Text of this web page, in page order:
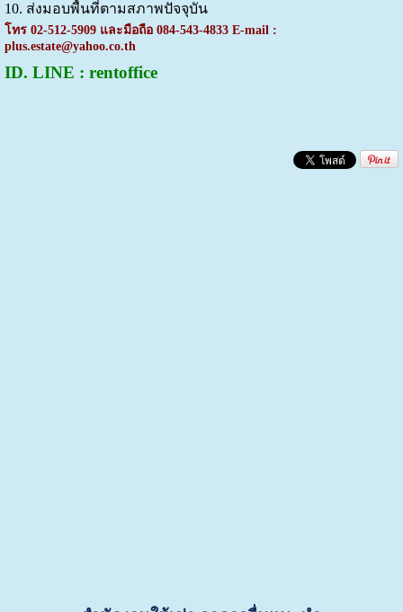
10. ส่งมอบพื้นที่ตามสภาพปัจจุบัน
โทร 02-512-5909 และมือถือ 084-543-4833 E-mail :
plus.estate@yahoo.co.th
ID. LINE : rentoffice